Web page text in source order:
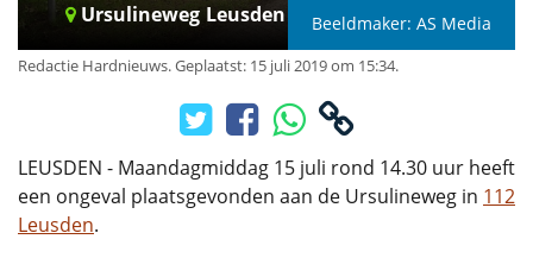
Ursulineweg Leusden Beeldmaker: AS Media
Redactie Hardnieuws.Geplaatst: 15 juli 2019 om 15:34.
LEUSDEN - Maandagmiddag 15 juli rond 14.30 uur heeft
een ongeval plaatsgevonden aan de Ursulineweg in 112
Leusden.